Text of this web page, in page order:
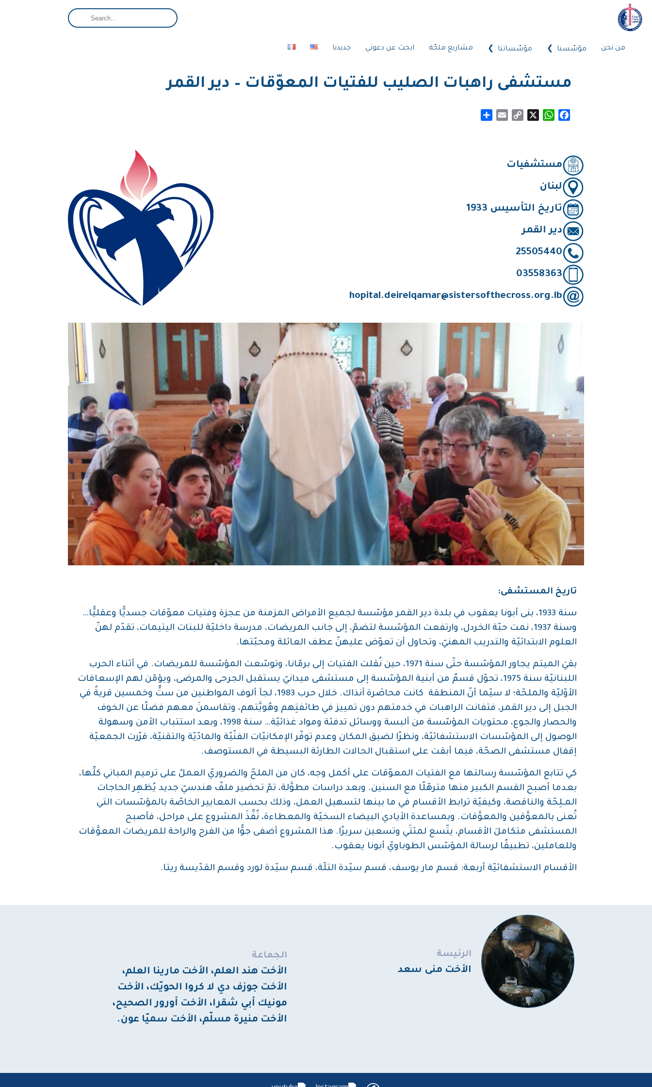
من نحن مؤسّسنا مؤسّساتنا مشاريع ملحّة ابحث عن دعوتي جديدنا
مستشفى راهبات الصليب للفتيات المعوّقات – دير القمر
Facebook
WhatsApp
Copy
Email
مستشفيات
لبنان
تاريخ التأسيس 1933
دير القمر
25505440
03558363
hopital.deirelqamar@sistersofthecross.org.lb
تاريخ المستشفى:
سنة 1933، بنى أبونا يعقوب في بلدة دير القمر مؤسّسة لجميع الأمراض المزمنة من عجزة وفتيات معوّقات جسديًّا وعقليًّا…
وسنة 1937، نمت حبّة الخردل، وارتفعت المؤسّسة لتضمّ، إلى جانب المريضات، مدرسة داخليّة للبنات اليتيمات، تقدّم لهنّ
العلوم الابتدائيّة والتدريب المهنيّ، وتحاول أن تعوّض عليهنّ عطف العائلة ومحبّتها.
بقيَ الميتم يجاور المؤسّسة حتّى سنة 1971، حين نُقلت الفتيات إلى برمّانا، وتوسّعت المؤسّسة للمريضات. في أثناء الحرب
اللبنانيّة سنة 1975، تحوّل قسمٌ من أبنية المؤسّسة إلى مستشفى ميدانيّ يستقبل الجرحى والمرضى، ويؤمّن لهم الإسعافات
الأوّليّة والملحّة؛ لا سيّما أنّ المنطقة كانت محاصَرة آنذاك. خلال حرب 1983، لجأ ألوف المواطنين من ستٍّ وخمسين قريةً في
الجبل إلى دير القمر، فتفانت الراهبات في خدمتهم دون تمييز في طائفتِهم وهُويَّتهم، وتقاسمنَ معهم فضلًا عن الخوف
والحصار والجوع، محتويات المؤسّسة من ألبسة ووسائل تدفئة ومواد غذائيّة… سنة 1998، وبعد استتباب الأمن وسهولة
الوصول إلى المؤسّسات الاستشفائيّة، ونظرًا لضيق المكان وعدم توفّر الإمكانيّات الفنّيّة والمادّيّة والتقنيّة، قرّرت الجمعيّة
إقفال مستشفى الصحّة، فيما أبقت على استقبال الحالات الطارئة البسيطة في المستوصف.
كي تتابع المؤسّسة رسالتها مع الفتيات المعوّقات على أكمل وجه، كان من الملحّ والضروريّ العملُ على ترميم المباني كلِّها،
بعدما أصبح القسم الكبير منها مترهّلًا مع السنين. وبعد دراسات مطوَّلة، تمّ تحضير ملفّ هندسيّ جديد يُظهِر الحاجات
المـلِحّة والناقصة، وكيفيّة ترابط الأقسام في ما بينها لتسهيل العمل، وذلك بحسب المعايير الخاصّة بالمؤسّسات التي
تُعنى بالمعوَّقين والمعوَّقات. وبمساعدة الأيادي البيضاء السخيّة والمعطاءة، نُفِّذَ المشروع على مراحل، فأصبح
المستشفى متكاملَ الأقسام، يتّسع لمئتَي وتسعين سريرًا. هذا المشروع أضفى جوًّا من الفرح والراحة للمريضات المعوَّقات
وللعاملين، تطبيقًا لرسالة المؤسّس الطوباويّ أبونا يعقوب.
الأقسام الاستشفائيّة أربعة: قسم مار يوسف، قسم سيّدة التلّة، قسم سيّدة لورد وقسم القدّيسة ريتا.
الرئيسة
الأخت منى سعد
الجماعة
الأخت هند العلم، الأخت مارينا العلم،
الأخت جوزف دي لا كروا الحويّك، الأخت
مونيك أبي شقرا، الأخت أورور الصحيح،
الأخت منيرة مسلّم، الأخت سميّا عون.